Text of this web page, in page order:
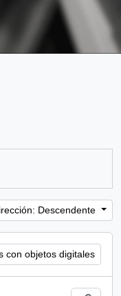
Descendente
con objetos digitales